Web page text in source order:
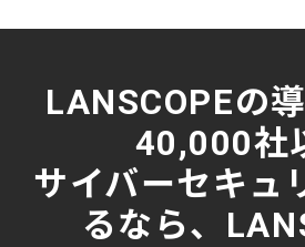
LANSCOPEの
40,000社
サイバーセキュ
るなら、